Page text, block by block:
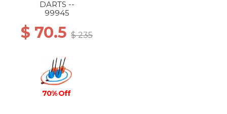
DARTS --
99945
$ 70.5 $ 235
70% Off